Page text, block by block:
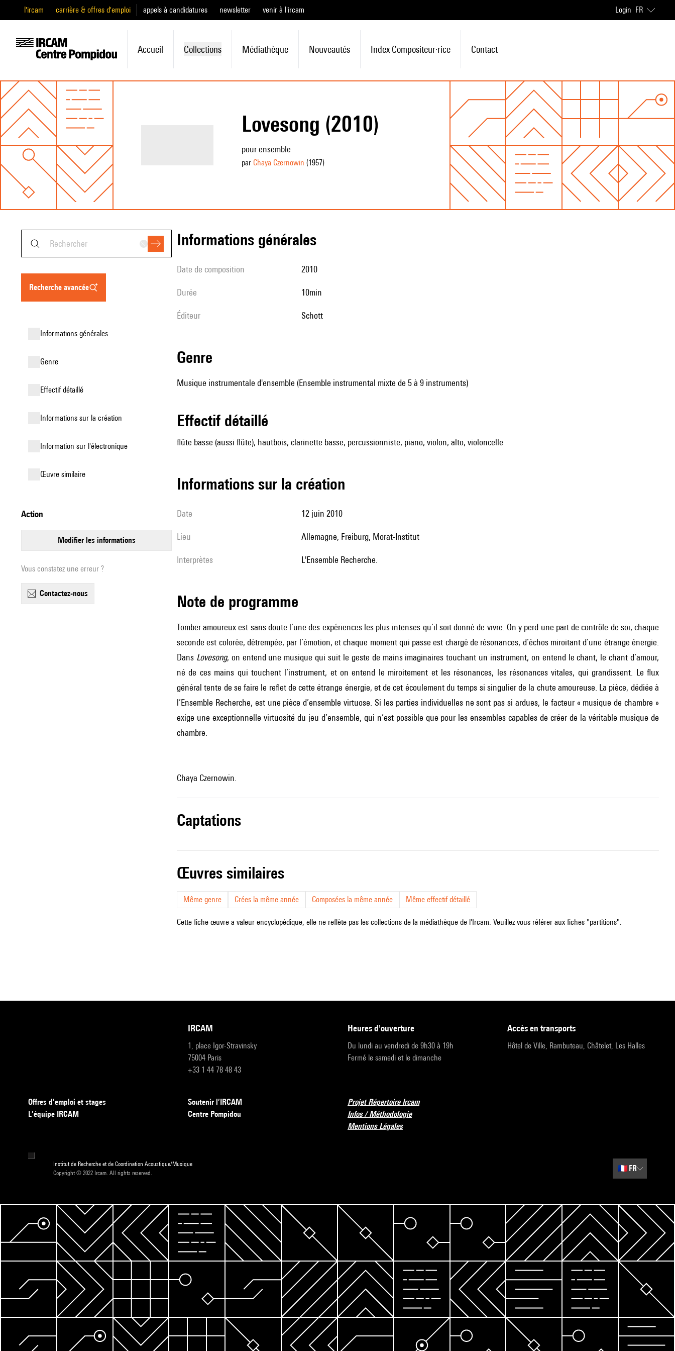
l'ircam carrière & offres d'emploi appels à candidatures newsletter venir à l'ircam Login FR
Accueil Collections Médiathèque Nouveautés Index Compositeur·rice Contact
Lovesong (2010)
pour ensemble
par Chaya Czernowin (1957)
recherche avancée
informations générales
genre
effectif détaillé
informations sur la création
Information sur l'électronique
œuvre similaire
action
modifier les informations
Vous constatez une erreur ?
contactez-nous
informations générales
date de composition 2010
durée 10min
éditeur Schott
genre
Musique instrumentale d'ensemble (Ensemble instrumental mixte de 5 à 9 instruments)
effectif détaillé
flûte basse (aussi flûte), hautbois, clarinette basse, percussionniste, piano, violon, alto, violoncelle
informations sur la création
date 12 juin 2010
lieu Allemagne, Freiburg, Morat-Institut
interprètes l'Ensemble Recherche.
Note de programme
Tomber amoureux est sans doute l’une des expériences les plus intenses qu’il soit donné de vivre. On y perd une part de contrôle de soi, chaque
seconde est colorée, détrempée, par l’émotion, et chaque moment qui passe est chargé de résonances, d’échos miroitant d’une étrange énergie.
Dans Lovesong, on entend une musique qui suit le geste de mains imaginaires touchant un instrument, on entend le chant, le chant d’amour,
né de ces mains qui touchent l’instrument, et on entend le miroitement et les résonances, les résonances vitales, qui grandissent. Le flux
général tente de se faire le reflet de cette étrange énergie, et de cet écoulement du temps si singulier de la chute amoureuse. La pièce, dédiée à
l’Ensemble Recherche, est une pièce d’ensemble virtuose. Si les parties individuelles ne sont pas si ardues, le facteur « musique de chambre »
exige une exceptionnelle virtuosité du jeu d’ensemble, qui n’est possible que pour les ensembles capables de créer de la véritable musique de
chambre.
Chaya Czernowin.
captations
œuvres similaires
Même genre Crées la même année Composées la même année Même effectif détaillé
Cette fiche œuvre a valeur encyclopédique, elle ne reflète pas les collections de la médiathèque de l'Ircam. Veuillez vous référer aux fiches "partitions".
IRCAM
1, place Igor-Stravinsky
75004 Paris
+33 1 44 78 48 43
heures d'ouverture
Du lundi au vendredi de 9h30 à 19h
Fermé le samedi et le dimanche
accès en transports
Hôtel de Ville, Rambuteau, Châtelet, Les Halles
Offres d’emploi et stages
L’équipe IRCAM
Soutenir l’IRCAM
Centre Pompidou
Projet Répertoire Ircam
Infos / Méthodologie
Mentions Légales
Institut de Recherche et de Coordination Acoustique/Musique
Copyright © 2022 Ircam. All rights reserved.
🇫🇷 FR